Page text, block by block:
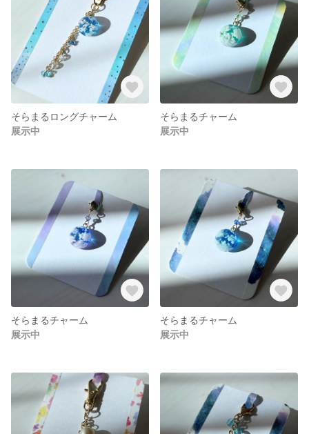
そらまるロングチャーム
展示中
そらまるチャーム
展示中
そらまるチャーム
展示中
そらまるチャーム
展示中